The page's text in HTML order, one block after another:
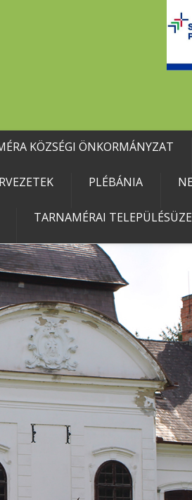
KÖZSÉGI ÖNKORMÁNYZAT
PLÉBÁNIA
TARNAMÉRAI